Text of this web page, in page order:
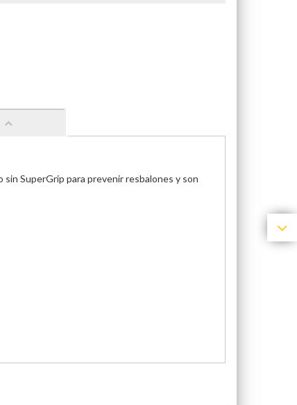
SuperGrip para prevenir resbalones y son